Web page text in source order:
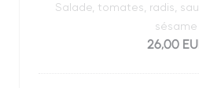
Salade, tomates, radis,
sésame
26,00